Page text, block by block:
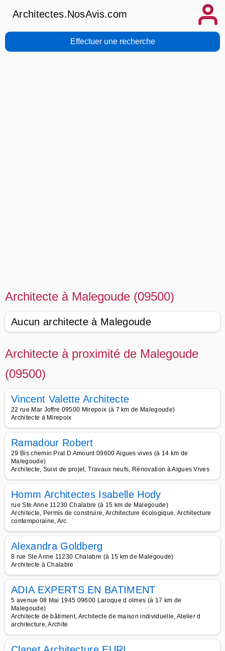
Architectes.NosAvis.com
Effectuer une recherche
Architecte à Malegoude (09500)
Aucun architecte à Malegoude
Architecte à proximité de Malegoude
(09500)
Vincent Valette Architecte
22 rue Mar Joffre 09500 Mirepoix (à 7 km de Malegoude)
Architecte à Mirepoix
Ramadour Robert
29 Bis chemin Prat D Amount 09600 Aigues vives (à 14 km de
Malegoude)
Architecte, Suivi de projet, Travaux neufs, Rénovation à Aigues Vives
Homm Architectes Isabelle Hody
rue Ste Anne 11230 Chalabre (à 15 km de Malegoude)
Architecte, Permis de construire, Architecture écologique, Architecture
contemporaine, Arc
Alexandra Goldberg
8 rue Ste Anne 11230 Chalabre (à 15 km de Malegoude)
Architecte à Chalabre
ADIA EXPERTS EN BATIMENT
5 avenue 08 Mai 1945 09600 Laroque d olmes (à 17 km de
Malegoude)
Architecte de bâtiment, Architecte de maison individuelle, Atelier d
architecture, Archite